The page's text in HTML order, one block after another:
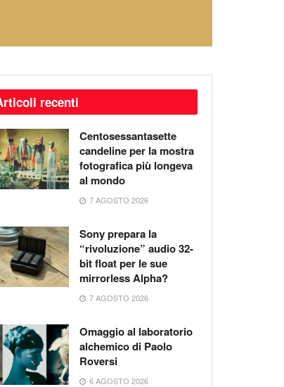
recenti
Centosessantasette
candeline per la mostra
fotografica più longeva
al mondo
7 AGOSTO 2026
Sony prepara la
“rivoluzione” audio 32-
bit float per le sue
mirrorless Alpha?
7 AGOSTO 2026
Omaggio al laboratorio
alchemico di Paolo
Roversi
6 AGOSTO 2026